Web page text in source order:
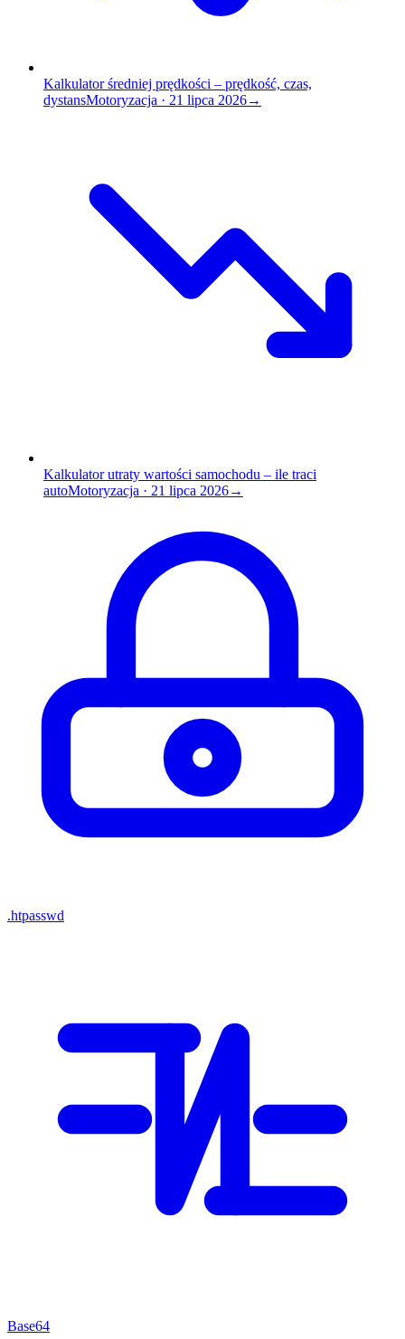
Kalkulator średniej prędkości – prędkość, czas,
dystansMotoryzacja · 21 lipca 2026→
Kalkulator utraty wartości samochodu – ile traci
autoMotoryzacja · 21 lipca 2026→
.htpasswd
Base64